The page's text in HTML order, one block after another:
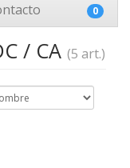
0
/ CA (5 art.)